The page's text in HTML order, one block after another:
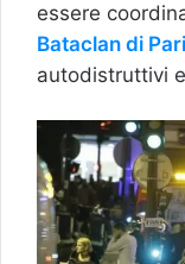
essere
Bataclan di
autodistruttivi